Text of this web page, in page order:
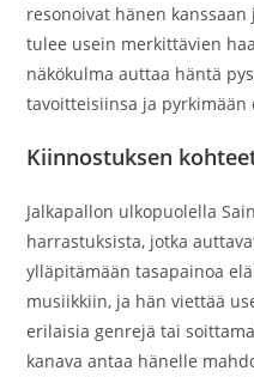
resonoivat hänen
tulee usein merkittävien
näkökulma auttaa häntä
tavoitteisiinsa ja
Kiinnostuksen
Jalkapallon ulkopuolella
harrastuksista, jotka
ylläpitämään tasapainoa
musiikkiin, ja hän viettää
erilaisia genrejä tai
kanava antaa hänelle